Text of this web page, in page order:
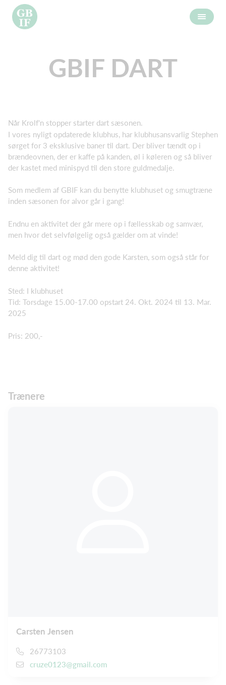
GBIF DART
Når Krolf'n stopper starter dart sæsonen.
I vores nyligt opdaterede klubhus, har klubhusansvarlig Stephen
sørget for 3 eksklusive baner til dart. Der bliver tændt op i
brændeovnen, der er kaffe på kanden, øl i køleren og så bliver
der kastet med minispyd til den store guldmedalje.
Som medlem af GBIF kan du benytte klubhuset og smugtræne
inden sæsonen for alvor går i gang!
Endnu en aktivitet der går mere op i fællesskab og samvær,
men hvor det selvfølgelig også gælder om at vinde!
Meld dig til dart og mød den gode Karsten, som også står for
denne aktivitet!
Sted: I klubhuset
Tid: Torsdage 15.00-17.00 opstart 24. Okt. 2024 til 13. Mar.
2025
Pris: 200,-
Trænere
Carsten Jensen
26773103
cruze0123@gmail.com